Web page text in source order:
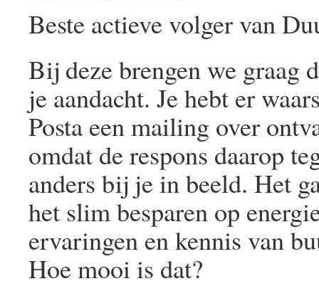
Beste actieve volger van
Bij deze brengen we graag
je aandacht. Je hebt er
Posta een mailing over
omdat de respons daarop
anders bij je in beeld. Het
het slim besparen op
ervaringen en kennis van
Hoe mooi is dat?